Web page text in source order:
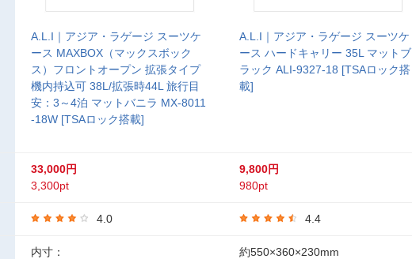
A.L.I｜アジア・ラゲージ スーツケ
ース MAXBOX（マックスボック
ス）フロントオープン 拡張タイプ
機内持込可 38L/拡張時44L 旅行目
安：3～4泊 マットバニラ MX-8011
-18W [TSAロック搭載]
33,000円
3,300pt
4.0
内寸：
A.L.I｜アジア・ラゲージ スーツケ
ース ハードキャリー 35L マットブ
ラック ALI-9327-18 [TSAロック搭
載]
9,800円
980pt
4.4
約550×360×230mm